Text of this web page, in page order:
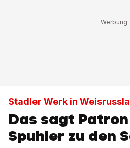
Stadler Werk in
Das sagt
Spuhler zu den